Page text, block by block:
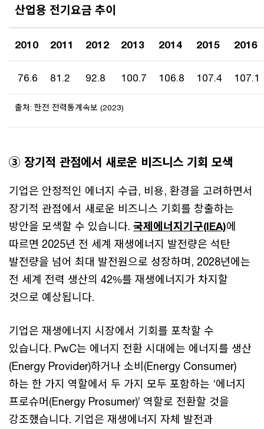
산업용 전기요금 추이
2010 2011 2012 2013 2014 2015 2016
76.6 81.2 92.8 100.7 106.8 107.4 107.1
출처: 한전 전력통계속보 (2023)
③ 장기적 관점에서 새로운 비즈니스 기회 모색
기업은 안정적인 에너지 수급, 비용, 환경을 고려하면서
장기적 관점에서 새로운 비즈니스 기회를 창출하는
방안을 모색할 수 있습니다. 국제에너지기구(IEA)에
따르면 2025년 전 세계 재생에너지 발전량은 석탄
발전량을 넘어 최대 발전원으로 성장하며, 2028년에는
전 세계 전력 생산의 42%를 재생에너지가 차지할
것으로 예상됩니다.
기업은 재생에너지 시장에서 기회를 포착할 수
있습니다. PwC는 에너지 전환 시대에는 에너지를 생산
(Energy Provider)하거나 소비(Energy Consumer)
하는 한 가지 역할에서 두 가지 모두 포함하는 ‘에너지
프로슈머(Energy Prosumer)’ 역할로 전환할 것을
강조했습니다. 기업은 재생에너지 자체 발전과